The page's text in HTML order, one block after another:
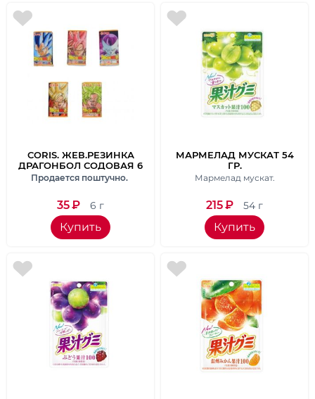
CORIS. ЖЕВ.РЕЗИНКА
ДРАГОНБОЛ СОДОВАЯ 6
ГР.
Продается поштучно.
35₽ 6 г
Купить
МАРМЕЛАД МУСКАТ 54
ГР.
Мармелад мускат.
215₽ 54 г
Купить